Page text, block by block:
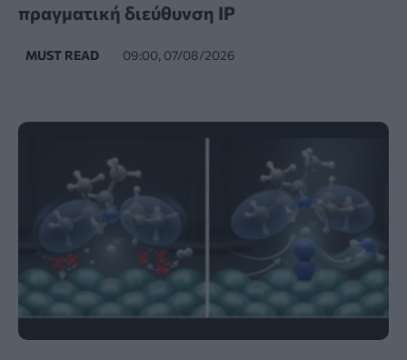
πραγματική διεύθυνση IP
MUST READ 09:00, 07/08/2026